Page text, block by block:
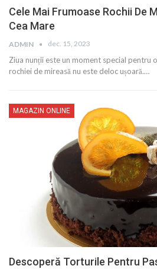
Cele Mai Frumoase Rochii De
Cea Mare
ADMIN dec. 15, 2023
Ziua nunții este un moment special pentru
rochiei de mireasă nu este deloc ușoară.…
MAGAZIN ONLINE
Descoperă Torturile Pentru